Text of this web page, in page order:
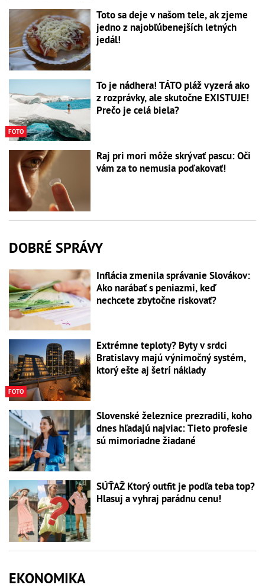
Toto sa deje v našom tele, ak zjeme
jedno z najobľúbenejších letných
jedál!
FOTO
To je nádhera! TÁTO pláž vyzerá ako
z rozprávky, ale skutočne EXISTUJE!
Prečo je celá biela?
Raj pri mori môže skrývať pascu: Oči
vám za to nemusia poďakovať!
DOBRÉ SPRÁVY
Inflácia zmenila správanie Slovákov:
Ako narábať s peniazmi, keď
nechcete zbytočne riskovať?
FOTO
Extrémne teploty? Byty v srdci
Bratislavy majú výnimočný systém,
ktorý ešte aj šetrí náklady
Slovenské železnice prezradili, koho
dnes hľadajú najviac: Tieto profesie
sú mimoriadne žiadané
SÚŤAŽ Ktorý outfit je podľa teba top?
Hlasuj a vyhraj parádnu cenu!
EKONOMIKA